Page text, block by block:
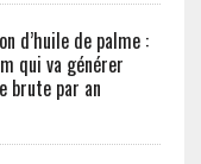
d’huile de palme :
qui va générer
brute par an